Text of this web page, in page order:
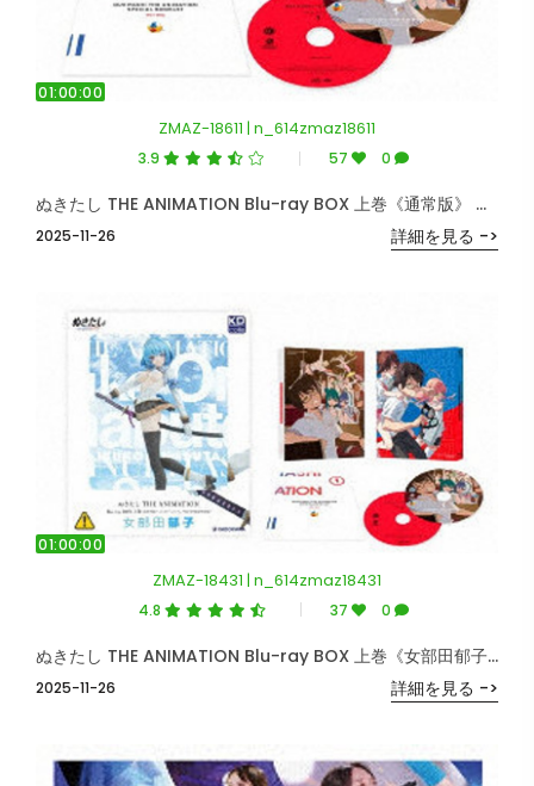
01:00:00
ZMAZ-18611 | n_614zmaz18611
3.9 57 0
2025-11-26
ぬきたし THE ANIMATION Blu-ray BOX 上巻《通常版》 （ブルーレイディスク）
詳細を見る ->
01:00:00
ZMAZ-18431 | n_614zmaz18431
4.8 37 0
2025-11-26
ぬきたし THE ANIMATION Blu-ray BOX 上巻《女部田郁子 1/7スケールフィギュア付き完全数量限定版》（限定版） （ブルーレイディスク）
詳細を見る ->